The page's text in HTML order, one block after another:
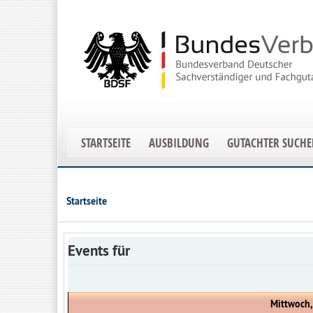
STARTSEITE AUSBILDUNG GUTACHTER
Startseite
Events für